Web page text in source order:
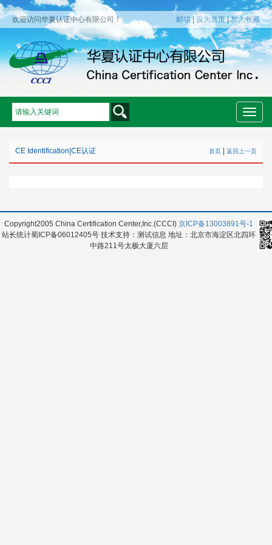
欢迎访问华夏认证中心有限公司！ 邮箱 |设为首页 |加入收藏
Toggle
CE Identification CE认证 首页 返回上一页
Copyright2005 China Certification Center,Inc.(CCCI)京ICP备13003891号-1
站长统计蜀ICP备06012405号 技术支持：测试信息 地址：北京市海淀区北四环
中路211号太极大厦六层